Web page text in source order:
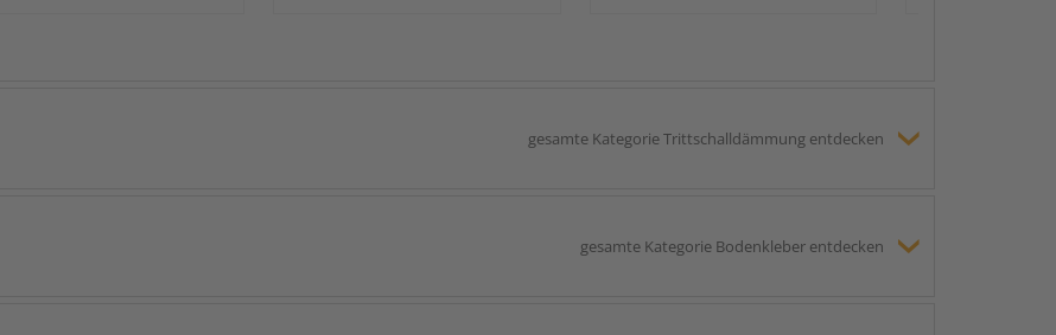
gesamte Kategorie Trittschalldämmung entdecken
gesamte Kategorie Bodenkleber entdecken